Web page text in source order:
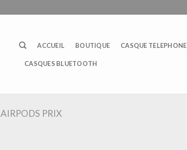
ACCUEIL BOUTIQUE CASQUE TELEPHONE
CASQUES BLUETOOTH
AIRPODS PRIX